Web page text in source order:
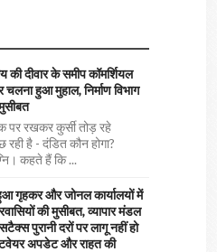
की दीवार के समीप कॉमर्शियल
हुआ मुहाल, निर्माण विभाग
पर रखकर कुर्सी तोड़ रहे
रही है - दंडित कौन होगा?
कहते हैं कि ...
गृहकर और जोनल कार्यालयों में
की मुसीबत, व्यापार मंडल
पुरानी दरों पर लागू नहीं हो
अपडेट और राहत की